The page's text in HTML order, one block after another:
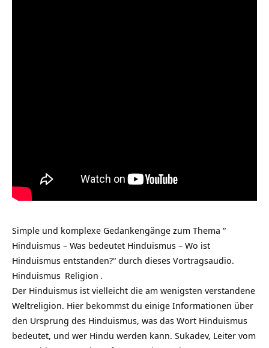
Simple und komplexe Gedankengänge zum Thema “
Hinduismus – Was bedeutet Hinduismus – Wo ist
Hinduismus entstanden?“ durch dieses Vortragsaudio.
Hinduismus Religion .
Der Hinduismus ist vielleicht die am wenigsten verstandene
Weltreligion. Hier bekommst du einige Informationen über
den Ursprung des Hinduismus, was das Wort Hinduismus
bedeutet, und wer Hindu werden kann. Sukadev, Leiter vom